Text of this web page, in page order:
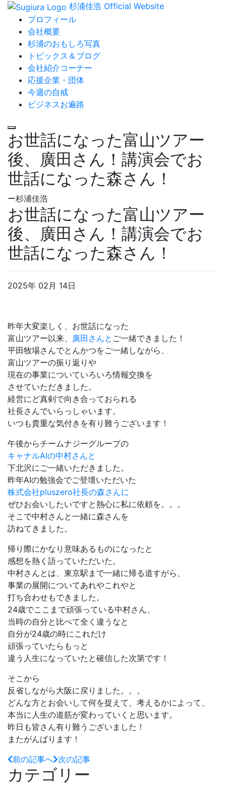
杉浦佳浩 Official Website
プロフィール
会社概要
杉浦のおもしろ写真
トピックス＆ブログ
会社紹介コーナー
応援企業・団体
今週の自戒
ビジネスお遍路
お世話になった富山ツアー
後、廣田さん！講演会でお
世話になった森さん！
ー杉浦佳浩
お世話になった富山ツアー
後、廣田さん！講演会でお
世話になった森さん！
2025年 02月 14日
昨年大変楽しく、お世話になった
富山ツアー以来、 廣田さんと ご一緒できました！
平田牧場さんでとんかつをご一緒しながら、
富山ツアーの振り返りや
現在の事業についていろいろ情報交換を
させていただきました。
経営にど真剣で向き合っておられる
社長さんでいらっしゃいます。
いつも貴重な気付きを有り難うございます！
午後からチームナジーグループの
キャナルAIの中村さんと
下北沢にご一緒いただきました。
昨年AIの勉強会でご登壇いただいた
株式会社pluszero社長の森さんに
ぜひお会いしたいですと熱心に私に依頼を。。。
そこで中村さんと一緒に森さんを
訪ねてきました。
帰り際にかなり意味あるものになったと
感想を熱く語っていただいた。
中村さんとは、東京駅まで一緒に帰る道すがら、
事業の展開についてあれやこれやと
打ち合わせもできました。
24歳でここまで頑張っている中村さん、
当時の自分と比べて全く違うなと
自分が24歳の時にこれだけ
頑張っていたらもっと
違う人生になっていたと確信した次第です！
そこから
反省しながら大阪に戻りました。。。
どんな方とお会いして何を捉えて、考えるかによって、
本当に人生の道筋が変わっていくと思います。
昨日も皆さん有り難うございました！
またがんばります！
前の記事へ 次の記事
カテゴリー